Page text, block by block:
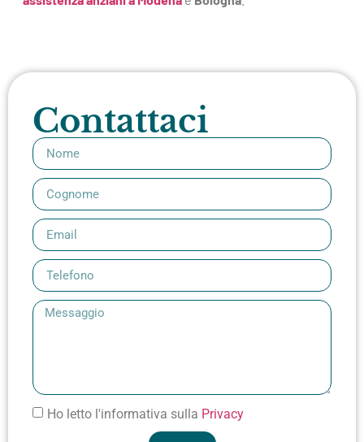
Contattaci
Ho letto l'informativa sulla Privacy